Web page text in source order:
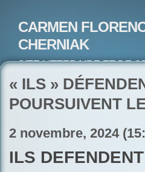
CARMEN
CHERNIAK
SITE LITTERAIRE ET DE
ARTISTE PEINTRE ET
« ILS »
POURSUIVENT
2 novembre, 2024
ILS